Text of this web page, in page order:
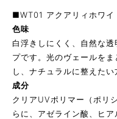
■WT01 アクアリィホワイ
色味
白浮きしにくく、自然な
プです。光のヴェールを
し、ナチュラルに整えたい
成分
クリアUVポリマー（ポリ
らに、アゼライン酸、ヒ